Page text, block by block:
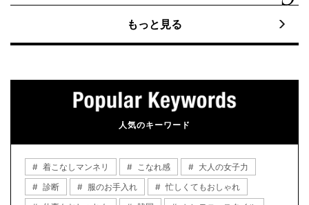
もっと見る
人気のキーワード
着こなしマンネリ こなれ感
大人の女子力
診断
服のお手入れ
忙しくてもおしゃれ